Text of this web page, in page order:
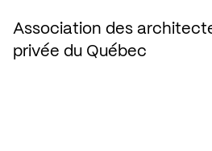
Association des
privée du Québec